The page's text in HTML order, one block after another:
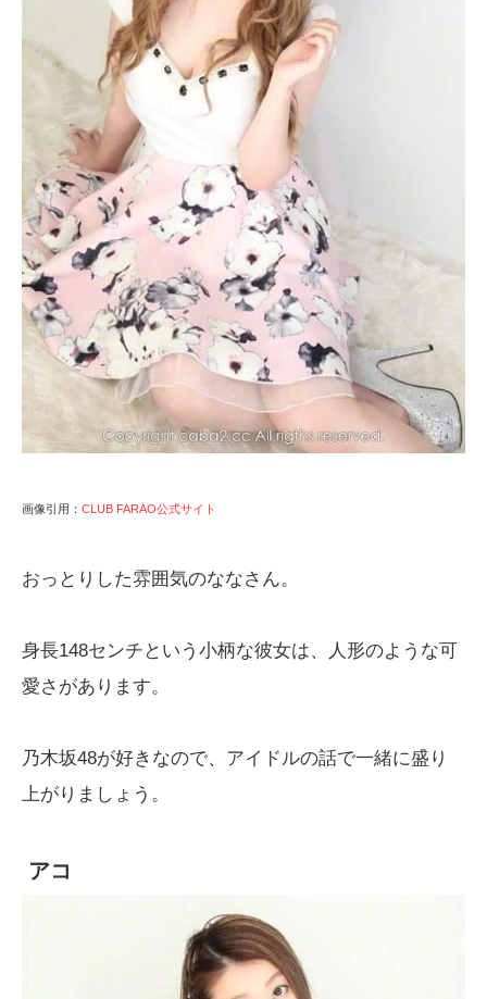
画像引用： CLUB FARAO公式サイト
おっとりした雰囲気のななさん。
身長148センチという小柄な彼女は、人形のような可
愛さがあります。
乃木坂48が好きなので、アイドルの話で一緒に盛り
上がりましょう。
アコ